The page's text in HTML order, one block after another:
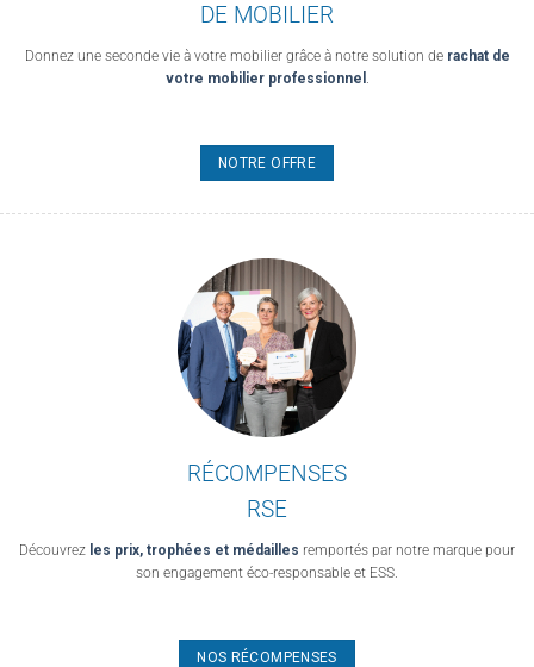
DE MOBILIER
Donnez une seconde vie à votre mobilier grâce à notre solution de rachat de
votre mobilier professionnel .
NOTRE OFFRE
RÉCOMPENSES
RSE
Découvrez les prix, trophées et médailles remportés par notre marque pour
son engagement éco-responsable et ESS.
NOS RÉCOMPENSES